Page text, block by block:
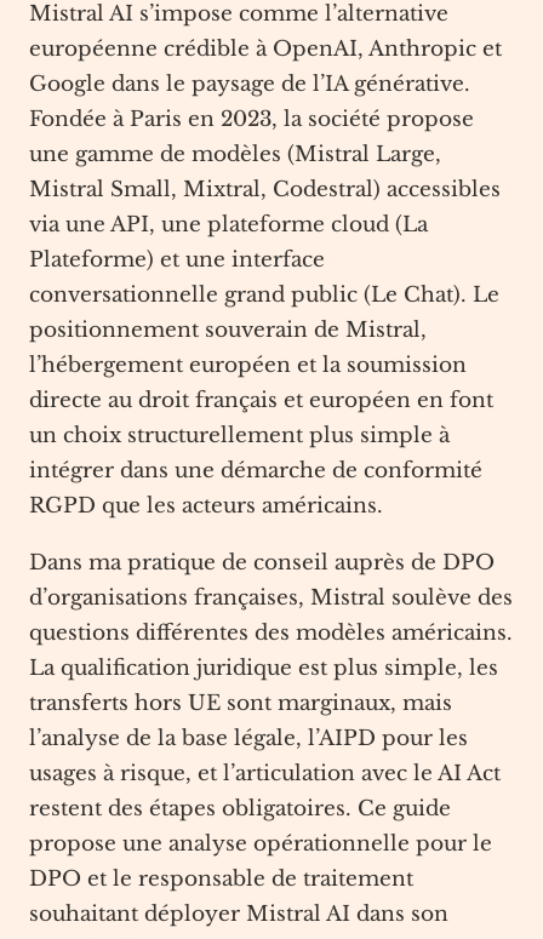
Mistral AI s’impose comme l’alternative
européenne crédible à OpenAI, Anthropic et
Google dans le paysage de l’IA générative.
Fondée à Paris en 2023, la société propose
une gamme de modèles (Mistral Large,
Mistral Small, Mixtral, Codestral) accessibles
via une API, une plateforme cloud (La
Plateforme) et une interface
conversationnelle grand public (Le Chat). Le
positionnement souverain de Mistral,
l’hébergement européen et la soumission
directe au droit français et européen en font
un choix structurellement plus simple à
intégrer dans une démarche de conformité
RGPD que les acteurs américains.
Dans ma pratique de conseil auprès de DPO
d’organisations françaises, Mistral soulève des
questions différentes des modèles américains.
La qualification juridique est plus simple, les
transferts hors UE sont marginaux, mais
l’analyse de la base légale, l’AIPD pour les
usages à risque, et l’articulation avec le AI Act
restent des étapes obligatoires. Ce guide
propose une analyse opérationnelle pour le
DPO et le responsable de traitement
souhaitant déployer Mistral AI dans son